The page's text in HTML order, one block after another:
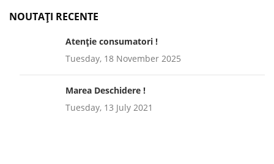
NOUTAȚI RECENTE
Atenție consumatori !
Tuesday, 18 November 2025
Marea Deschidere !
Tuesday, 13 July 2021